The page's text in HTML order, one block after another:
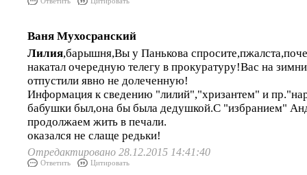
Ваня Мухосранский
Лилия,барышня,Вы у Панькова
накатал очередную телегу в прокуратуру!Вас на
отпустили явно не долеченную!
Информация к сведению "лилий","хризантем" и
бабушки был,она бы была дедушкой.С "избранием"
продолжаем жить в печали.
оказался не слаще редьки!
Отредактировано 28.12.2015 14:41:40
Ответить Цитировать